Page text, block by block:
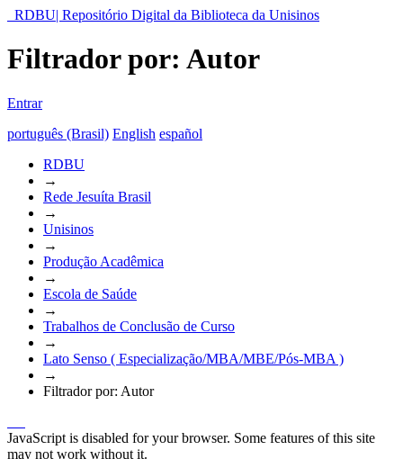
RDBU| Repositório Digital da Biblioteca da Unisinos
Filtrador por: Autor
Entrar
português (Brasil) English español
RDBU
→
Rede Jesuíta Brasil
→
Unisinos
→
Produção Acadêmica
→
Escola de Saúde
→
Trabalhos de Conclusão de Curso
→
Lato Senso ( Especialização/MBA/MBE/Pós-MBA )
→
Filtrador por: Autor
JavaScript is disabled for your browser. Some features of this site
may not work without it.